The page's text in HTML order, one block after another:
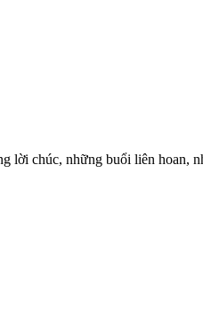
chúc, những buổi liên hoan,